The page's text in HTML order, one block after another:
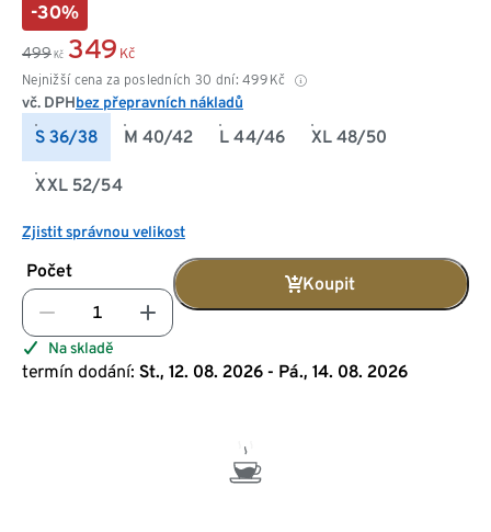
-30%
499 Kč 349 Kč
Nejnižší cena za posledních 30 dní: 499 Kč
vč. DPHbez přepravních nákladů
S 36/38 M 40/42 L 44/46 XL 48/50
XXL 52/54
Zjistit správnou velikost
Počet
Koupit
Na skladě
termín dodání: St., 12. 08. 2026 - Pá., 14. 08. 2026